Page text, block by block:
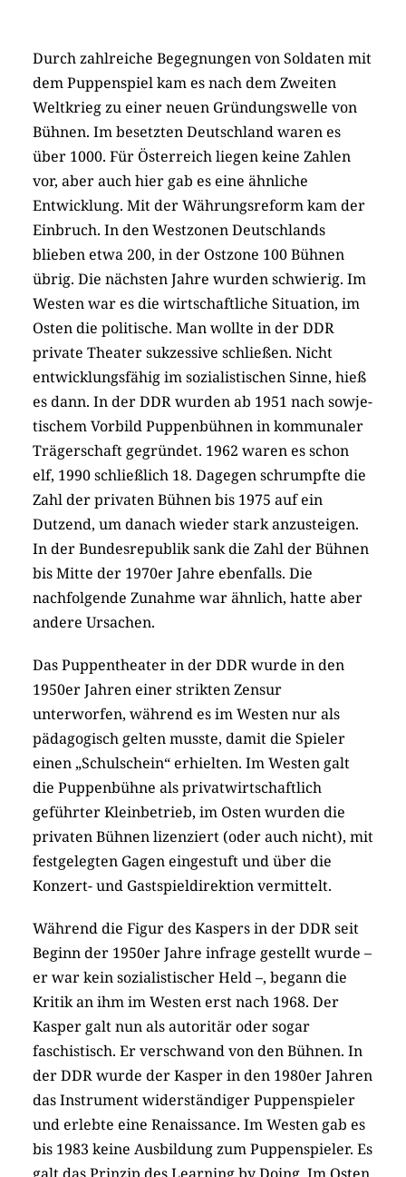
Durch zahlreiche Begegnungen von Soldaten mit
dem Puppenspiel kam es nach dem Zweiten
Weltkrieg zu einer neuen Gründungswelle von
Bühnen. Im besetzten Deutschland waren es
über 1000. Für Österreich liegen keine Zahlen
vor, aber auch hier gab es eine ähnliche
Entwicklung. Mit der Währungsreform kam der
Einbruch. In den Westzonen Deutschlands
blieben etwa 200, in der Ostzone 100 Bühnen
übrig. Die nächsten Jahre wurden schwierig. Im
Westen war es die wirtschaftliche Situation, im
Osten die politische. Man wollte in der DDR
private Theater sukzessive schließen. Nicht
entwicklungsfähig im sozialistischen Sinne, hieß
es dann. In der DDR wurden ab 1951 nach sow­je­
ti­schem Vorbild Puppenbühnen in kommunaler
Trägerschaft gegründet. 1962 waren es schon
elf, 1990 schließlich 18. Dagegen schrumpfte die
Zahl der privaten Bühnen bis 1975 auf ein
Dutzend, um danach wieder stark anzusteigen.
In der Bundesrepublik sank die Zahl der Bühnen
bis Mitte der 1970er Jahre ebenfalls. Die
nachfolgende Zunahme war ähnlich, hatte aber
andere Ursachen.
Das Puppentheater in der DDR wurde in den
1950er Jahren einer strikten Zensur
unterworfen, während es im Westen nur als
pädagogisch gelten musste, damit die Spieler
einen „Schulschein“ erhielten. Im Westen galt
die Puppenbühne als privatwirtschaftlich
geführter Kleinbetrieb, im Osten wurden die
privaten Bühnen lizenziert (oder auch nicht), mit
festgelegten Gagen eingestuft und über die
Konzert- und Gastspieldirektion vermittelt.
Während die Figur des Kaspers in der DDR seit
Beginn der 1950er Jahre infrage gestellt wurde –
er war kein sozialistischer Held –, begann die
Kritik an ihm im Westen erst nach 1968. Der
Kasper galt nun als autoritär oder sogar
faschistisch. Er verschwand von den Bühnen. In
der DDR wurde der Kasper in den 1980er Jahren
das Instrument widerständiger Puppenspieler
und erlebte eine Renaissance. Im Westen gab es
bis 1983 keine Ausbildung zum Puppenspieler. Es